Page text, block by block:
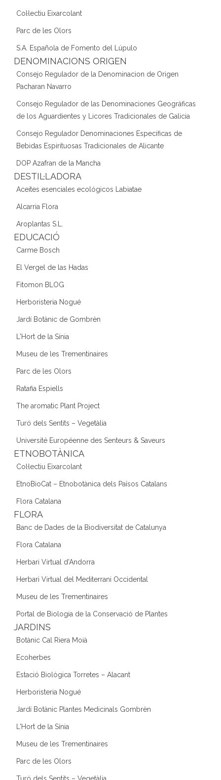
Col·lectiu Eixarcolant
Parc de les Olors
S.A. Española de Fomento del Lúpulo
DENOMINACIONS ORIGEN
Consejo Regulador de la Denominacion de Origen
Pacharan Navarro
Consejo Regulador de las Denominaciones Geográficas
de los Aguardientes y Licores Tradicionales de Galicia
Consejo Regulador Denominaciones Específicas de
Bebidas Espirituosas Tradicionales de Alicante
DOP Azafran de la Mancha
DESTIL·LADORA
Aceites esenciales ecológicos Labiatae
Alcarria Flora
Aroplantas S.L.
EDUCACIÓ
Carme Bosch
El Vergel de las Hadas
Fitomon BLOG
Herboristeria Nogué
Jardí Botànic de Gombrèn
L'Hort de la Sínia
Museu de les Trementinaires
Parc de les Olors
Ratafia Espiells
The aromatic Plant Project
Turó dels Sentits – Vegetàlia
Université Européenne des Senteurs & Saveurs
ETNOBOTÀNICA
Col·lectiu Eixarcolant
EtnoBioCat – Etnobotànica dels Països Catalans
Flora Catalana
FLORA
Banc de Dades de la Biodiversitat de Catalunya
Flora Catalana
Herbari Virtual d'Andorra
Herbari Virtual del Mediterrani Occidental
Museu de les Trementinaires
Portal de Biologia de la Conservació de Plantes
JARDINS
Botànic Cal Riera Moià
Ecoherbes
Estació Biològica Torretes – Alacant
Herboristeria Nogué
Jardí Botànic Plantes Medicinals Gombrèn
L'Hort de la Sínia
Museu de les Trementinaires
Parc de les Olors
Turó dels Sentits – Vegetàlia